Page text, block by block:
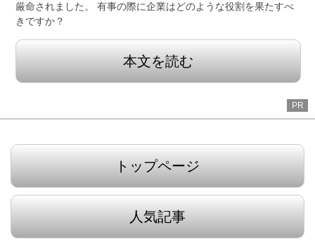
厳命されました。 有事の際に企業はどのような役割を果たすべ
きですか？
本文を読む
PR
トップページ
人気記事